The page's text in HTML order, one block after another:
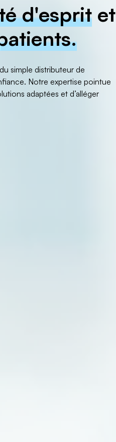
d'esprit et
simple distributeur de
Notre expertise pointue
adaptées et d’alléger